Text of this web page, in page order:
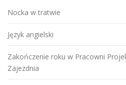
w
p
s
a
Nocka w tratwie
Język angielski
Zakończenie roku w Pracowni
Zajezdnia